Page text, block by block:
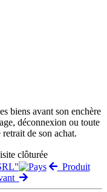
biens avant son enchère
déconnexion ou toute
de son achat.
clôturée
Produit